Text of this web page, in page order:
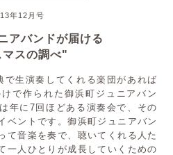
年12月号
アバンドが届ける
マスの調べ"
生演奏してくれる楽団があれば
で作られた御浜町ジュニアバン
年に7回ほどある演奏会で、その
ベントです。御浜町ジュニアバン
て音楽を奏で、聴いてくれる人た
一人ひとりが成長していくための